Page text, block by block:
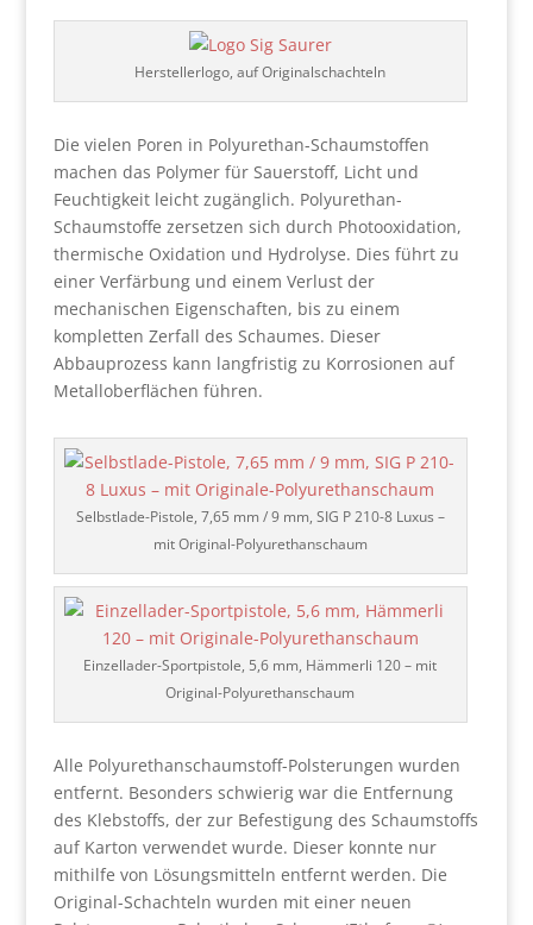
Herstellerlogo, auf Originalschachteln
Die vielen Poren in Polyurethan-Schaumstoffen
machen das Polymer für Sauerstoff, Licht und
Feuchtigkeit leicht zugänglich. Polyurethan-
Schaumstoffe zersetzen sich durch Photooxidation,
thermische Oxidation und Hydrolyse. Dies führt zu
einer Verfärbung und einem Verlust der
mechanischen Eigenschaften, bis zu einem
kompletten Zerfall des Schaumes. Dieser
Abbauprozess kann langfristig zu Korrosionen auf
Metalloberflächen führen.
Selbstlade-Pistole, 7,65 mm / 9 mm, SIG P 210-8 Luxus –
mit Original-Polyurethanschaum
Einzellader-Sportpistole, 5,6 mm, Hämmerli 120 – mit
Original-Polyurethanschaum
Alle Polyurethanschaumstoff-Polsterungen wurden
entfernt. Besonders schwierig war die Entfernung
des Klebstoffs, der zur Befestigung des Schaumstoffs
auf Karton verwendet wurde. Dieser konnte nur
mithilfe von Lösungsmitteln entfernt werden. Die
Original-Schachteln wurden mit einer neuen